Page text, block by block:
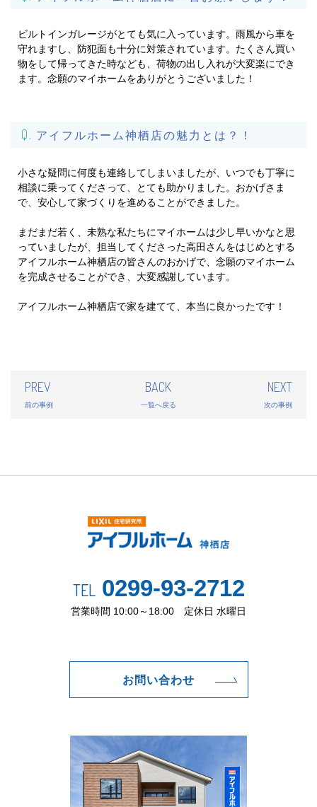
ビルトインガレージがとても気に入っています。雨風から車を
守れますし、防犯面も十分に対策されています。たくさん買い
物をして帰ってきた時なども、荷物の出し入れが大変楽にでき
ます。念願のマイホームをありがとうございました！
アイフルホーム神栖店の魅力とは？！
小さな疑問に何度も連絡してしまいましたが、いつでも丁寧に
相談に乗ってくださって、とても助かりました。おかげさま
で、安心して家づくりを進めることができました。
まだまだ若く、未熟な私たちにマイホームは少し早いかなと思
っていましたが、担当してくださった高田さんをはじめとする
アイフルホーム神栖店の皆さんのおかげで、念願のマイホーム
を完成させることができ、大変感謝しています。
アイフルホーム神栖店で家を建てて、本当に良かったです！
PREV
前の事例
BACK
一覧へ戻る
NEXT
次の事例
TEL0299-93-2712
営業時間 10:00～18:00 定休日 水曜日
お問い合わせ